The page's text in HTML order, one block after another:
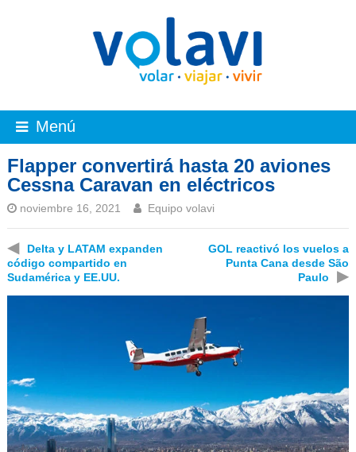
Menú
Flapper convertirá hasta 20 aviones
Cessna Caravan en eléctricos
noviembre 16, 2021 Equipo volavi
◀
Delta y LATAM expanden
código compartido en
Sudamérica y EE.UU.
GOL reactivó los vuelos a
Punta Cana desde São
Paulo
▶